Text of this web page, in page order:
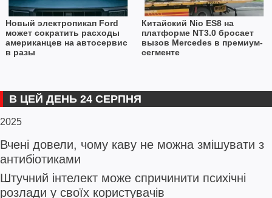
Новый электропикап Ford
может сократить расходы
американцев на автосервис
в разы
Китайский Nio ES8 на
платформе NT3.0 бросает
вызов Mercedes в премиум-
сегменте
В ЦЕЙ ДЕНЬ 24 СЕРПНЯ
2025
Вчені довели, чому каву не можна змішувати з
антибіотиками
Штучний інтелект може спричинити психічні
розлади у своїх користувачів